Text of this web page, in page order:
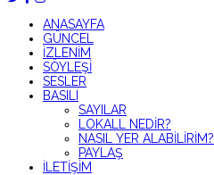
ANASAYFA
GÜNCEL
İZLENİM
SÖYLEŞİ
SESLER
BASILI
SAYILAR
LOKALL NEDİR?
NASIL YER ALABİLİRİM?
PAYLAŞ
İLETİŞİM